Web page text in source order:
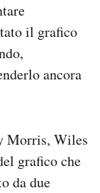
il grafico
ancora
Morris, Wiles
grafico che
da due